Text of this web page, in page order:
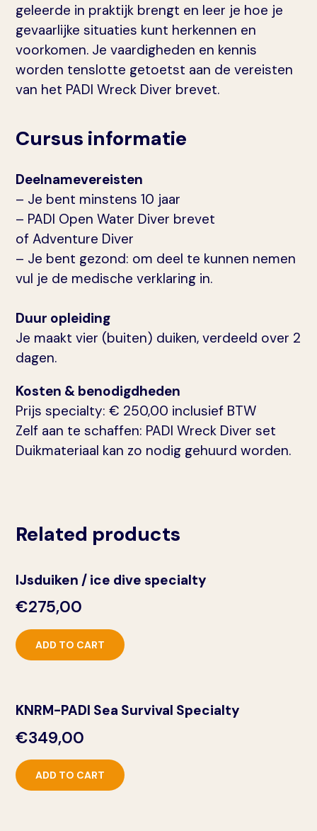
geleerde in praktijk brengt en leer je hoe je
gevaarlijke situaties kunt herkennen en
voorkomen. Je vaardigheden en kennis
worden tenslotte getoetst aan de vereisten
van het PADI Wreck Diver brevet.
Cursus informatie
Deelnamevereisten
– Je bent minstens 10 jaar
– PADI Open Water Diver brevet
of Adventure Diver
– Je bent gezond: om deel te kunnen nemen
vul je de medische verklaring in.
Duur opleiding
Je maakt vier (buiten) duiken, verdeeld over 2
dagen.
Kosten & benodigdheden
Prijs specialty: € 250,00 inclusief BTW
Zelf aan te schaffen: PADI Wreck Diver set
Duikmateriaal kan zo nodig gehuurd worden.
Related products
IJsduiken / ice dive specialty
€275,00
ADD TO CART
KNRM-PADI Sea Survival Specialty
€349,00
ADD TO CART